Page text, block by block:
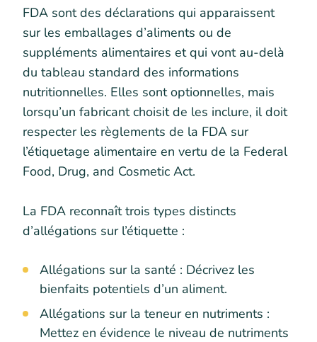
FDA sont des déclarations qui apparaissent
sur les emballages d’aliments ou de
suppléments alimentaires et qui vont au-delà
du tableau standard des informations
nutritionnelles. Elles sont optionnelles, mais
lorsqu’un fabricant choisit de les inclure, il doit
respecter les règlements de la FDA sur
l’étiquetage alimentaire en vertu de la Federal
Food, Drug, and Cosmetic Act.
La FDA reconnaît trois types distincts
d’allégations sur l’étiquette :
Allégations sur la santé : Décrivez les
bienfaits potentiels d’un aliment.
Allégations sur la teneur en nutriments :
Mettez en évidence le niveau de nutriments